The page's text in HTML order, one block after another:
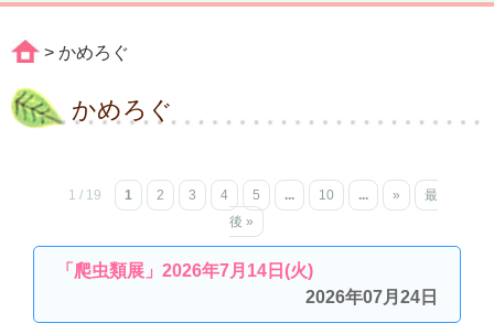
> かめろぐ
かめろぐ
1 / 19 1 2 3 4 5 ... 10 ... »
最
後 »
「爬虫類展」2026年7月14日(火)
2026年07月24日